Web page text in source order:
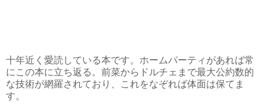
十年近く愛読している本です。ホームパーティがあれば常
にこの本に立ち返る。前菜からドルチェまで最大公約数的
な技術が網羅されており、これをなぞれば体面は保てま
す。